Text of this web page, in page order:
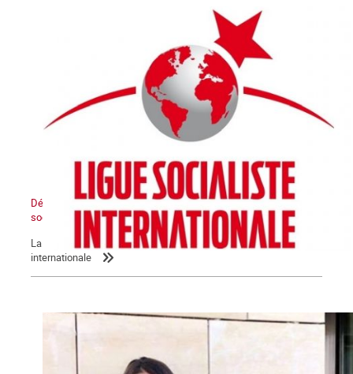
Déclaration de la LIS : L’Etat sioniste sera détruit, un Moyen-Orient
socialiste renaîtra de ses cendres
La Commune relaie la déclaration de la Ligue socialiste
internationale